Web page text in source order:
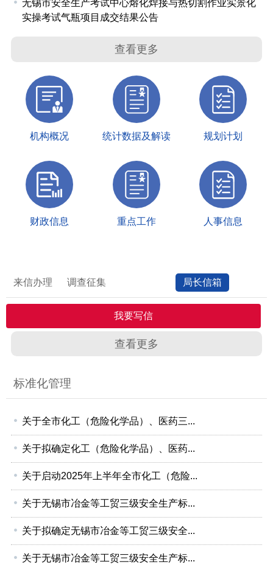
无锡市安全生产考试中心熔化焊接与热切割作业实景化
实操考试气瓶项目成交结果公告
查看更多
机构概况 统计数据及解读 规划计划
财政信息 重点工作 人事信息
来信办理 调查征集 局长信箱
我要写信
查看更多
标准化管理
关于全市化工（危险化学品）、医药三...
关于拟确定化工（危险化学品）、医药...
关于启动2025年上半年全市化工（危险...
关于无锡市冶金等工贸三级安全生产标...
关于拟确定无锡市冶金等工贸三级安全...
关于无锡市冶金等工贸三级安全生产标...